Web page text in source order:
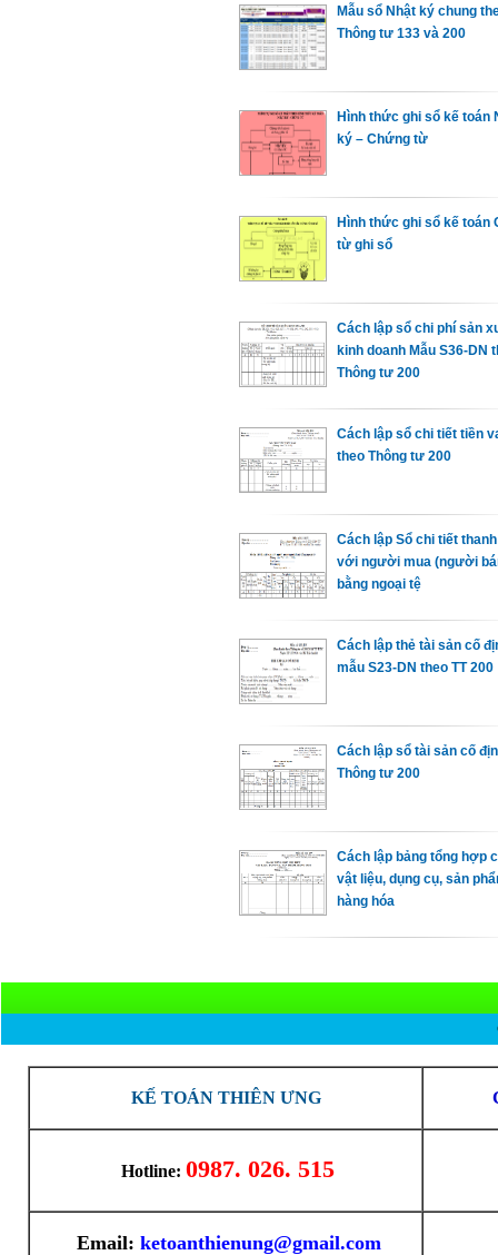
Mẫu sổ Nhật ký chung
Thông tư 133 và 200
Hình thức ghi sổ kế toán
ký – Chứng từ
Hình thức ghi sổ kế toán
từ ghi sổ
Cách lập sổ chi phí sản
kinh doanh Mẫu S36-DN
Thông tư 200
Cách lập sổ chi tiết tiền
theo Thông tư 200
Cách lập Sổ chi tiết
với người mua (người
bằng ngoại tệ
Cách lập thẻ tài sản cố
mẫu S23-DN theo TT 200
Cách lập sổ tài sản cố
Thông tư 200
Cách lập bảng tổng hợp
vật liệu, dụng cụ, sản
hàng hóa
KẾ TOÁN THIÊN ƯNG
Hotline: 0987. 026. 515
Email: ketoanthienung@gmail.com